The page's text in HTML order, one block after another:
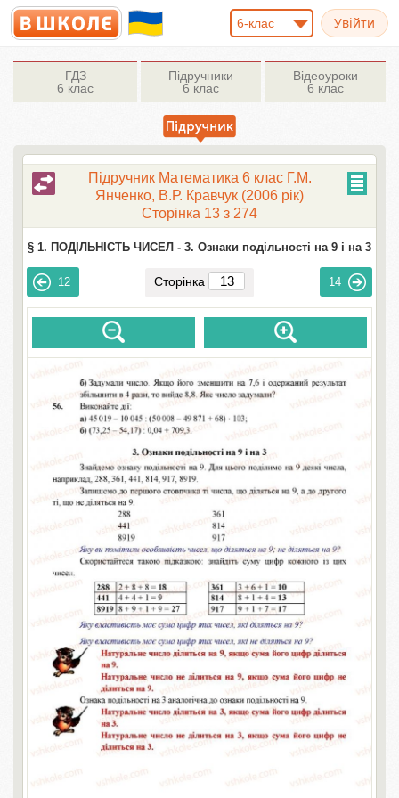
6-клас
ГДЗ
6 клас
Підручники
6 клас
Відеоуроки
6 клас
Підручник Математика 6 клас Г.М.
Янченко, В.Р. Кравчук (2006 рік)
Сторінка 13 з 274
§ 1. ПОДІЛЬНІСТЬ ЧИСЕЛ - 3. Ознаки подільності на 9 і на 3
12 Сторінка 14